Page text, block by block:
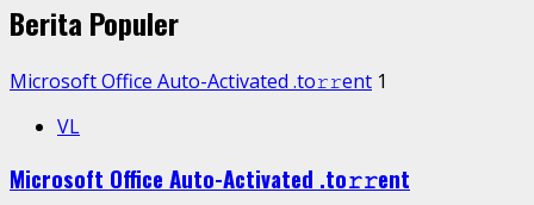
Berita Populer
Microsoft Office Auto-Activated .tо𝚛𝚛еnt 1
VL
Microsoft Office Auto-Activated .tо𝚛𝚛еnt